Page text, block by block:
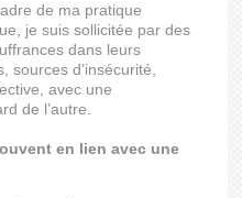
de ma pratique
je suis sollicitée par des
dans leurs
sources d’insécurité,
avec une
de l’autre.
en lien avec une